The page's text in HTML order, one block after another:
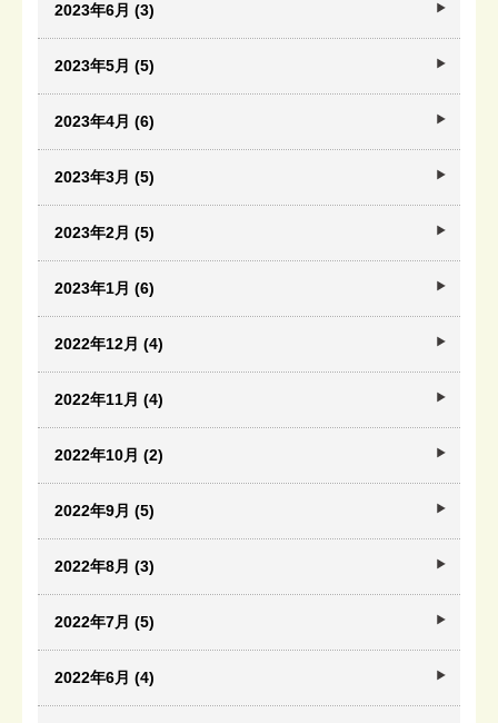
2023年6月 (3)
2023年5月 (5)
2023年4月 (6)
2023年3月 (5)
2023年2月 (5)
2023年1月 (6)
2022年12月 (4)
2022年11月 (4)
2022年10月 (2)
2022年9月 (5)
2022年8月 (3)
2022年7月 (5)
2022年6月 (4)